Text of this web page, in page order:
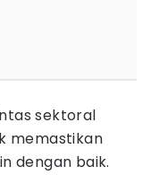
sektoral
memastikan
dengan baik.